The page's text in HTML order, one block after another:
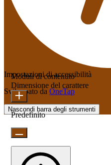
Impostazioni di accessibilità
Sviluppato da OneTap
Nascondi barra degli strumenti
Moduli di contenuto
Dimensione del carattere
Predefinito